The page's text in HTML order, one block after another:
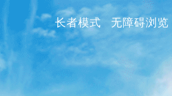
无障碍浏览
长者模式